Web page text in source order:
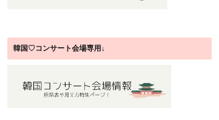
韓国♡コンサート会場専用↓